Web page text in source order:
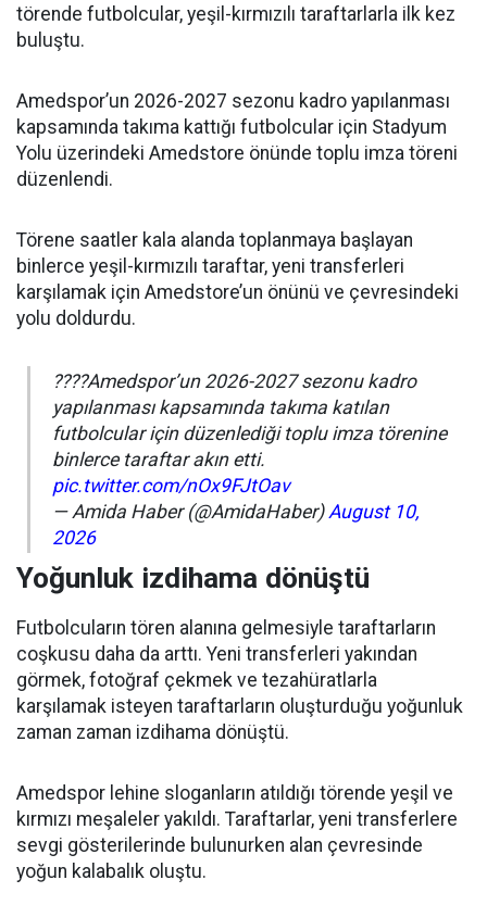
törende futbolcular, yeşil-kırmızılı taraftarlarla ilk kez
buluştu.
Amedspor’un 2026-2027 sezonu kadro yapılanması
kapsamında takıma kattığı futbolcular için Stadyum
Yolu üzerindeki Amedstore önünde toplu imza töreni
düzenlendi.
Törene saatler kala alanda toplanmaya başlayan
binlerce yeşil-kırmızılı taraftar, yeni transferleri
karşılamak için Amedstore’un önünü ve çevresindeki
yolu doldurdu.
????Amedspor’un 2026-2027 sezonu kadro
yapılanması kapsamında takıma katılan
futbolcular için düzenlediği toplu imza törenine
binlerce taraftar akın etti.
pic.twitter.com/nOx9FJtOav
— Amida Haber (@AmidaHaber)August 10,
2026
Yoğunluk izdihama dönüştü
Futbolcuların tören alanına gelmesiyle taraftarların
coşkusu daha da arttı. Yeni transferleri yakından
görmek, fotoğraf çekmek ve tezahüratlarla
karşılamak isteyen taraftarların oluşturduğu yoğunluk
zaman zaman izdihama dönüştü.
Amedspor lehine sloganların atıldığı törende yeşil ve
kırmızı meşaleler yakıldı. Taraftarlar, yeni transferlere
sevgi gösterilerinde bulunurken alan çevresinde
yoğun kalabalık oluştu.